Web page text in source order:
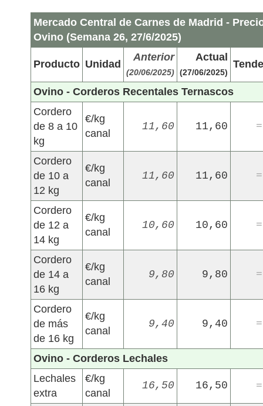
Mercado Central de Carnes de Madrid -
Ovino (Semana 26, 27/6/2025)
Producto Unidad
Anterior
(20/06/2025)
Actual
(27/06/2025)
Ovino - Corderos Recentales Ternascos
Cordero
de 8 a 10
kg
€/kg
canal
11,60 11,60 =
Cordero
de 10 a
12 kg
€/kg
canal
11,60 11,60 =
Cordero
de 12 a
14 kg
€/kg
canal
10,60 10,60 =
Cordero
de 14 a
16 kg
€/kg
canal
9,80 9,80 =
Cordero
de más
de 16 kg
€/kg
canal
9,40 9,40 =
Ovino - Corderos Lechales
Lechales
extra
€/kg
canal
16,50 16,50 =